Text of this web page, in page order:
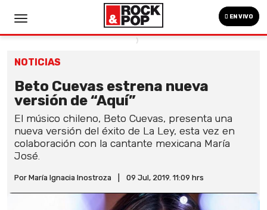
EN VIVO
NOTICIAS
Beto Cuevas estrena nueva
versión de “Aquí”
El músico chileno, Beto Cuevas, presenta una
nueva versión del éxito de La Ley, esta vez en
colaboración con la cantante mexicana María
José.
Por María Ignacia Inostroza 09 Jul, 2019. 11:09 hrs